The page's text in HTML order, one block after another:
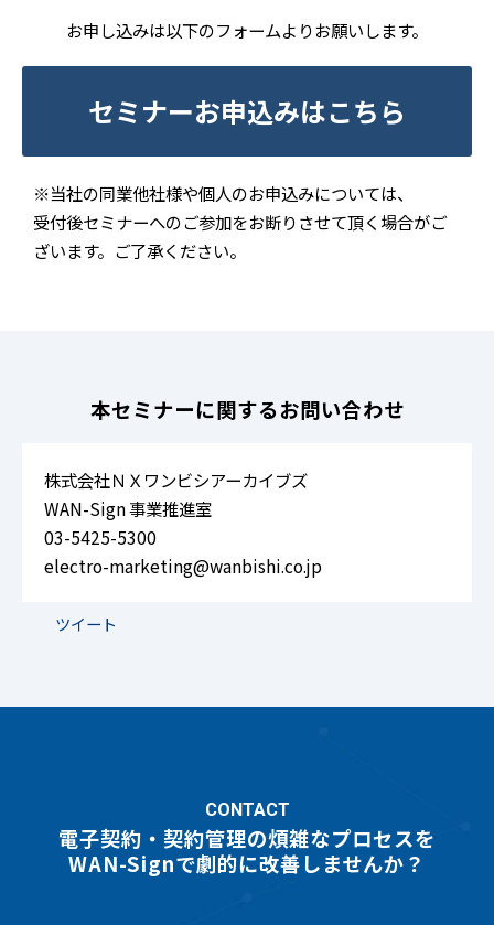
お申し込みは以下のフォームよりお願いします。
セミナーお申込みはこちら
※当社の同業他社様や個人のお申込みについては、
受付後セミナーへのご参加をお断りさせて頂く場合がご
ざいます。ご了承ください。
本セミナーに関するお問い合わせ
株式会社ＮＸワンビシアーカイブズ
WAN-Sign 事業推進室
03-5425-5300
electro-marketing@wanbishi.co.jp
ツイート
CONTACT
電子契約・契約管理の煩雑なプロセスを
WAN-Signで劇的に改善しませんか？